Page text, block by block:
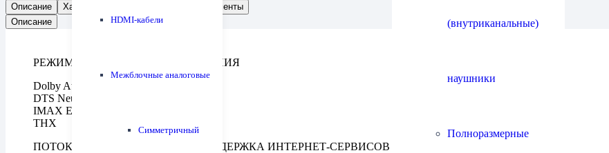
HDMI-кабели
Межблочные аналоговые
Симметричный
(внутриканальные)
наушники
Полноразмерные
Описание Характеристики
Документы
Описание
РЕЖИМЫ ОКРУЖАЮЩЕГО ЗВУЧАНИЯ
Dolby Atmos, Dolby Surround
DTS Neural:X
IMAX Enhanced
THX
ПОТОКОВАЯ ТРАНСЛЯЦИЯ И ПОДДЕРЖКА ИНТЕРНЕТ-СЕРВИСОВ